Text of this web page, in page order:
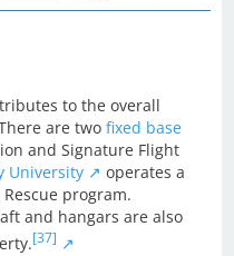
to the overall
are two fixed base
and Signature Flight
University
operates a
program.
and hangars are also
[37]